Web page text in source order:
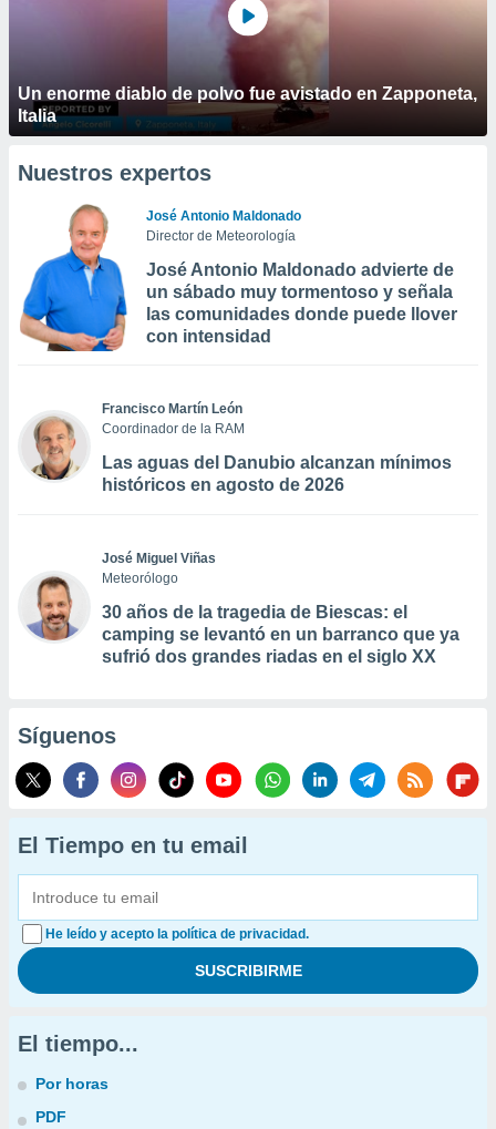
Un enorme diablo de polvo fue avistado en Zapponeta,
Italia
Nuestros expertos
José Antonio Maldonado
Director de Meteorología
José Antonio Maldonado advierte de
un sábado muy tormentoso y señala
las comunidades donde puede llover
con intensidad
Francisco Martín León
Coordinador de la RAM
Las aguas del Danubio alcanzan mínimos
históricos en agosto de 2026
José Miguel Viñas
Meteorólogo
30 años de la tragedia de Biescas: el
camping se levantó en un barranco que ya
sufrió dos grandes riadas en el siglo XX
Síguenos
El Tiempo en tu email
He leído y acepto la política de privacidad.
El tiempo...
Por horas
PDF